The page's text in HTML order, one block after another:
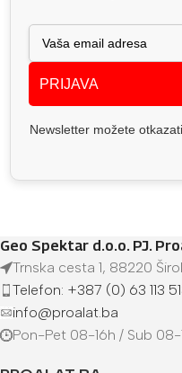
PRIJAVA
Newsletter možete
Geo Spektar d.o.o. PJ.
Trnska cesta 1, 88220
Telefon: +387 (0) 63 113
info@proalat.ba
Pon-Pet 08-16h / Sub 08-